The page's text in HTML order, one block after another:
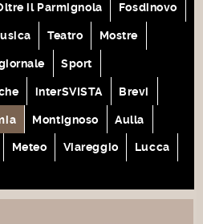
il Parmignola Fosdinovo
Teatro Mostre
Sport
interSVISTA Brevi
Montignoso Aulla
Meteo Viareggio Lucca